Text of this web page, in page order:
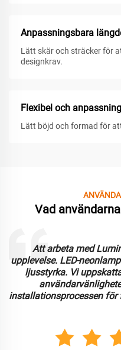
Anpassningsbara
Lätt skär och sträcker för
designkrav.
Flexibel och
Lätt böjd och formad för
Vad
Att arbeta med
upplevelse. LED-
ljusstyrka. Vi
installationsprocessen